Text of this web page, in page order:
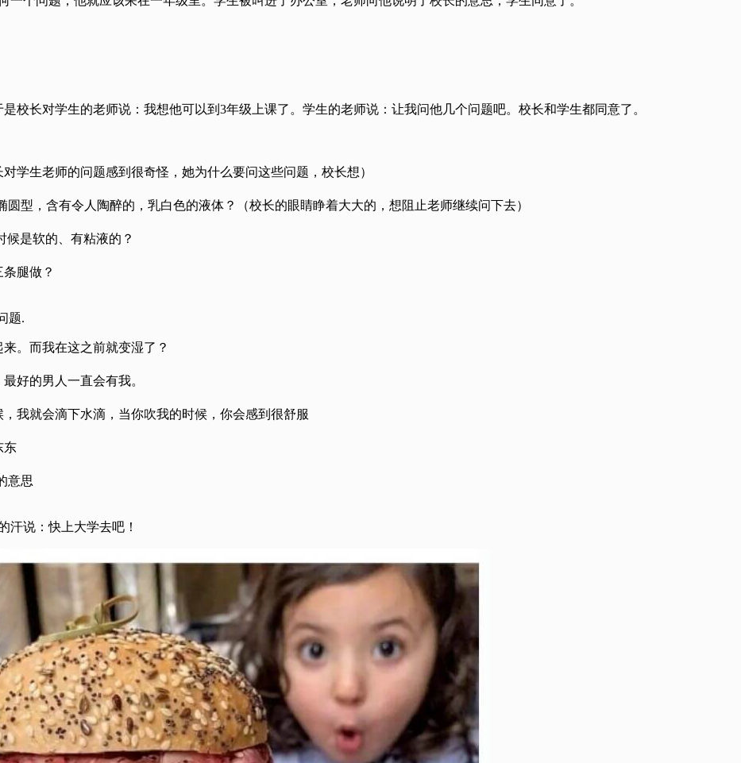
校长对学生的老师说：我想他可以到3年级上课了。学生的老师说：让我问他几个问题吧。校长和学生都同意了。
学生老师的问题感到很奇怪，她为什么要问这些问题，校长想）
型，含有令人陶醉的，乳白色的液体？（校长的眼睛睁着大大的，想阻止老师继续问下去）
是软的、有粘液的？
腿做？
题.
。而我在这之前就变湿了？
好的男人一直会有我。
我就会滴下水滴，当你吹我的时候，你会感到很舒服
东
意思
说：快上大学去吧！